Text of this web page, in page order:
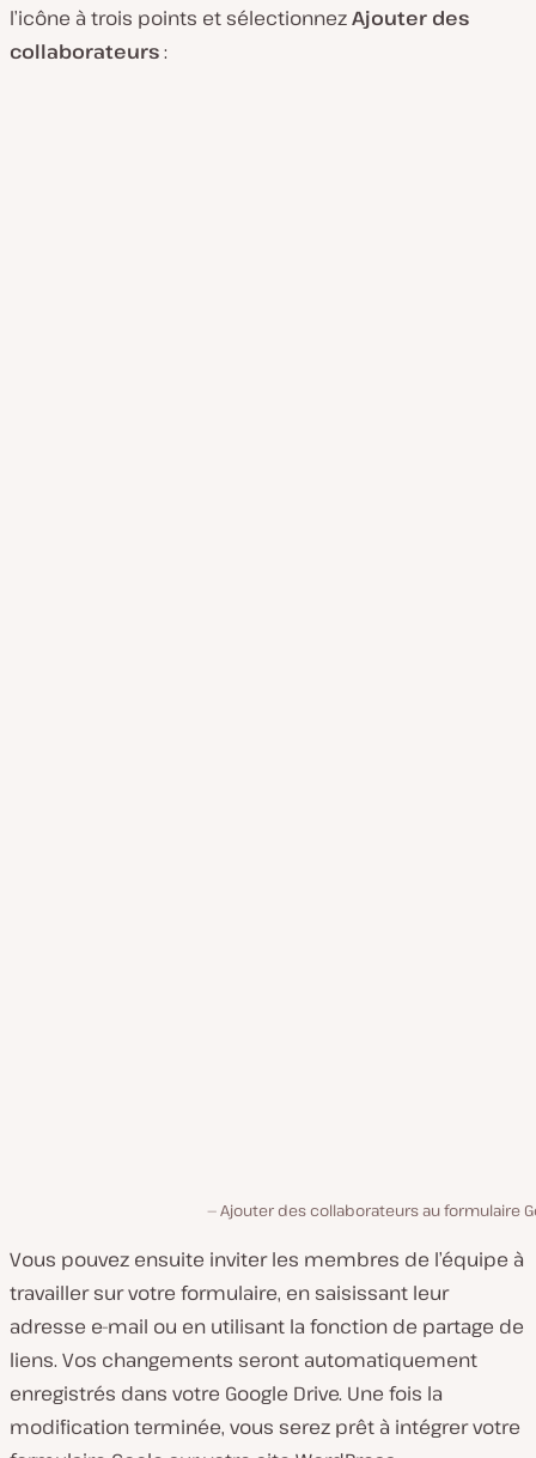
l’icône à trois points et sélectionnezAjouter des
collaborateurs:
Ajouter des collaborateurs au formulaire
Vous pouvez ensuite inviter les membres de l’équipe à
travailler sur votre formulaire, en saisissant leur
adresse e-mail ou en utilisant la fonction de partage de
liens. Vos changements seront automatiquement
enregistrés dans votre Google Drive. Une fois la
modification terminée, vous serez prêt à intégrer votre